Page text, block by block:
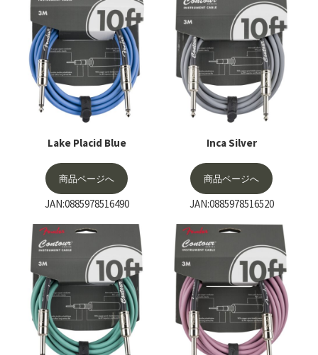
Lake Placid Blue
商品ページへ
JAN:0885978516490
Inca Silver
商品ページへ
JAN:0885978516520